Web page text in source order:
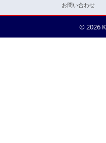
お問い合わせ
© 2026